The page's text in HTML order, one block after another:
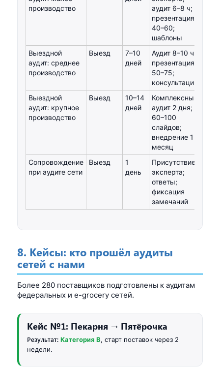
производство
аудит 6–8 ч;
презентация
40–60;
шаблоны
Выездной
аудит: среднее
производство
Выезд
7–10
дней
Аудит 8–10 ч;
презентация
50–75;
консультации
Выездной
аудит: крупное
производство
Выезд
10–14
дней
Комплексный
аудит 2 дня;
60–100
слайдов;
внедрение 1
месяц
Сопровождение
при аудите сети
Выезд
1
день
Присутствие
эксперта;
ответы;
фиксация
замечаний
8. Кейсы: кто прошёл аудиты
сетей с нами
Более 280 поставщиков подготовлены к аудитам
федеральных и e-grocery сетей.
Кейс №1: Пекарня → Пятёрочка
Результат: Категория B, старт поставок через 2
недели.